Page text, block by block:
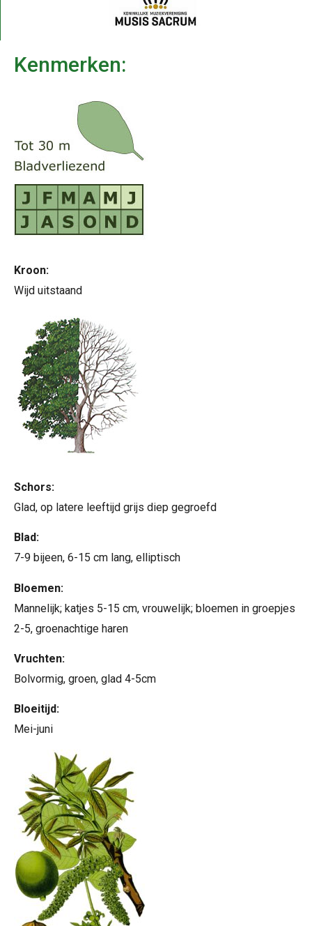
Kenmerken:
Kroon:
Wijd uitstaand
Schors:
Glad, op latere leeftijd grijs diep gegroefd
Blad:
7-9 bijeen, 6-15 cm lang, elliptisch
Bloemen:
Mannelijk; katjes 5-15 cm, vrouwelijk; bloemen in groepjes
2-5, groenachtige haren
Vruchten:
Bolvormig, groen, glad 4-5cm
Bloeitijd:
Mei-juni